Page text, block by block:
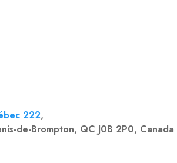
222,
de-Brompton, QC J0B 2P0, Canada